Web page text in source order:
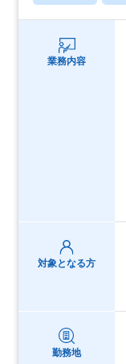
業務内容
対象となる方
勤務地